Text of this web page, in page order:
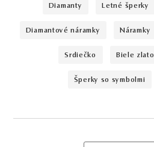
diamanty letné šperky
diamantové náramky náramky
srdiečko biele zlato
šperky so symbolmi